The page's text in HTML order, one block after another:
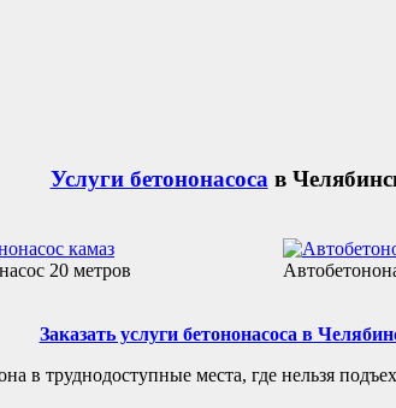
Услуги бетононасоса в
20 метров
Заказать услуги бетононасоса в
в труднодоступные места, где нельзя